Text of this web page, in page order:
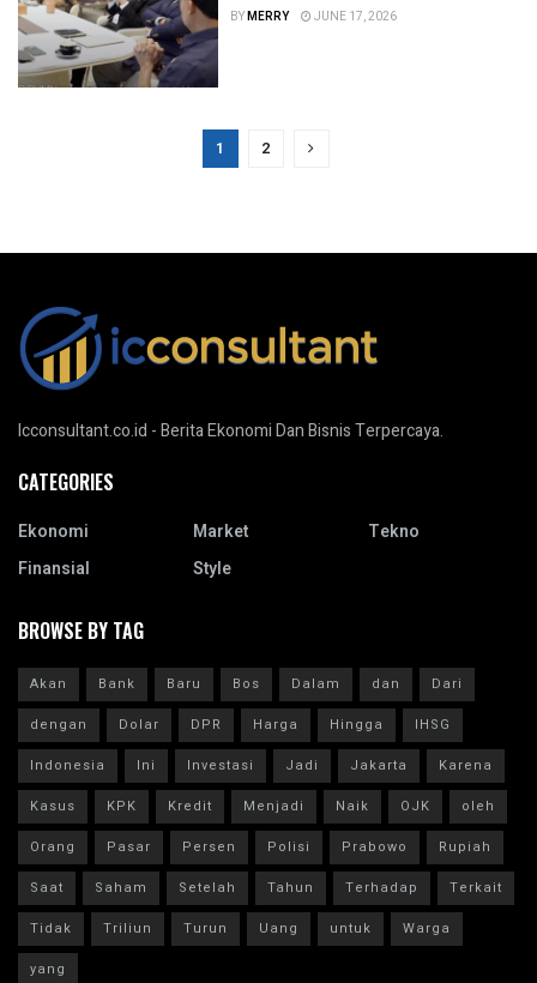
BYMERRY JUNE 17, 2026
1 2
Icconsultant.co.id - Berita Ekonomi Dan Bisnis Terpercaya.
CATEGORIES
Ekonomi
Finansial
Market
Style
Tekno
BROWSE BY TAG
Akan Bank Baru Bos Dalam dan
Dari
dengan
Dolar DPR Harga Hingga
IHSG
Indonesia
Ini Investasi Jadi Jakarta
Karena
Kasus
KPK Kredit Menjadi Naik OJK
oleh
Orang
Pasar Persen Polisi Prabowo
Rupiah
Saat
Saham Setelah Tahun Terhadap
Terkait
Tidak
Triliun Turun Uang untuk
Warga
yang